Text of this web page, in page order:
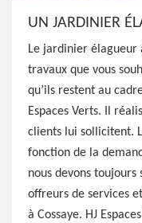
UN JARDINIER
Le jardinier élagueur
travaux que vous
qu’ils restent au
Espaces Verts. Il
clients lui sollicitent.
fonction de la
nous devons
offreurs de services
à Cossaye. HJ